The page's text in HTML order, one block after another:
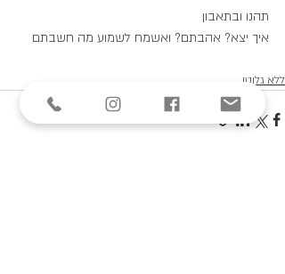
תהנו ובתאבון
איך יצא? אהבתם? ואשמח לשמוע מה חשבתם
ללא גלוטן